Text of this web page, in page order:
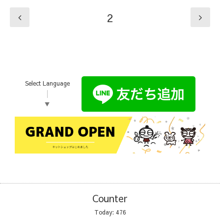
2
Select Language
▼
Counter
Today: 476